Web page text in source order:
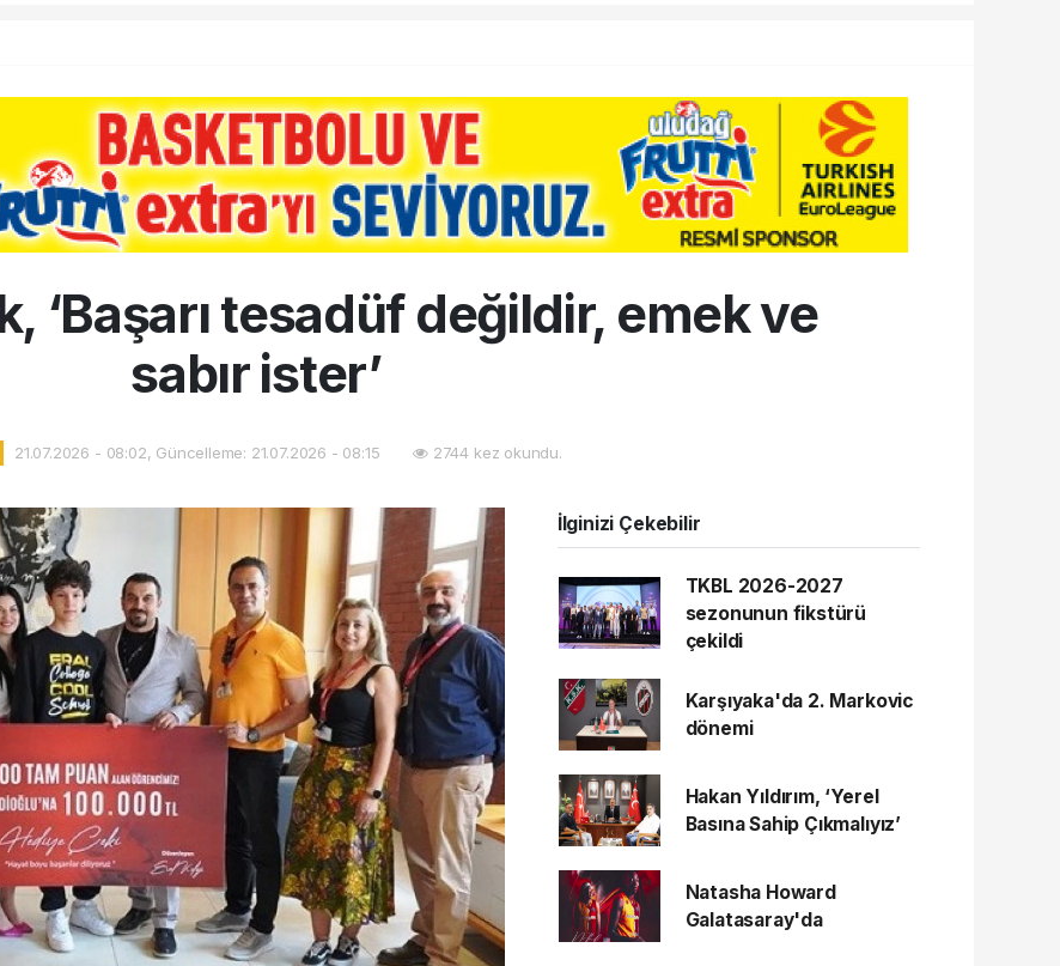
‘Başarı tesadüf değildir, emek ve
sabır ister’
21.07.2026 - 08:02, Güncelleme: 21.07.2026 - 08:15 2744 kez okundu.
İlginizi Çekebilir
TKBL 2026-2027
sezonunun fikstürü
çekildi
Karşıyaka'da 2. Markovic
dönemi
Hakan Yıldırım, ‘Yerel
Basına Sahip Çıkmalıyız’
Natasha Howard
Galatasaray'da